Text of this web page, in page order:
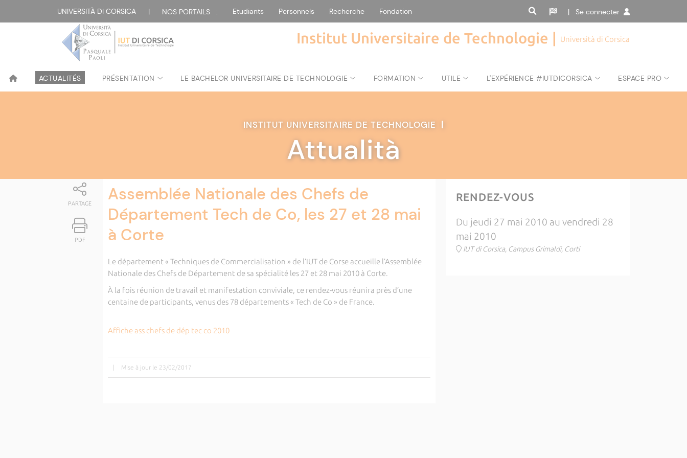
UNIVERSITÀ DI CORSICA | NOS PORTAILS : Etudiants Personnels Recherche Fondation | Se connecter
Institut Universitaire de Technologie | Università di Corsica
ACTUALITÉS PRÉSENTATION LE BACHELOR UNIVERSITAIRE DE TECHNOLOGIE FORMATION UTILE L'EXPÉRIENCE #IUTDICORSICA ESPACE PRO
INSTITUT UNIVERSITAIRE DE TECHNOLOGIE |
Attualità
PARTAGE
PDF
Assemblée Nationale des Chefs de
Département Tech de Co, les 27 et 28 mai
à Corte
Le département « Techniques de Commercialisation » de l’IUT de Corse accueille l’Assemblée
Nationale des Chefs de Département de sa spécialité les 27 et 28 mai 2010 à Corte.
À la fois réunion de travail et manifestation conviviale, ce rendez-vous réunira près d’une
centaine de participants, venus des 78 départements « Tech de Co » de France.
Affiche ass chefs de dép tec co 2010
| Mise à jour le 23/02/2017
RENDEZ-VOUS
Du jeudi 27 mai 2010 au vendredi 28
mai 2010
IUT di Corsica, Campus Grimaldi, Corti